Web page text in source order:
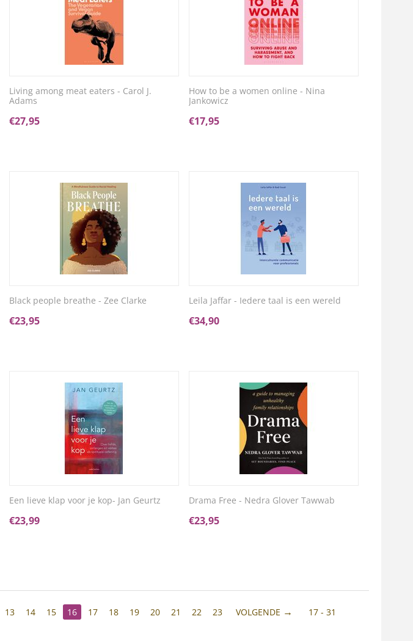
Living among meat eaters - Carol J.
Adams
€27,95
How to be a women online - Nina
Jankowicz
€17,95
Black people breathe - Zee Clarke
€23,95
Leila Jaffar - Iedere taal is een wereld
€34,90
Een lieve klap voor je kop- Jan Geurtz
€23,99
Drama Free - Nedra Glover Tawwab
€23,95
13 14 15 16 17 18 19 20 21 22 23 VOLGENDE 17 - 31